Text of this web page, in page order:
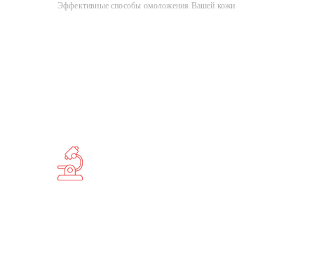
Эффективные способы омоложения Вашей кожи